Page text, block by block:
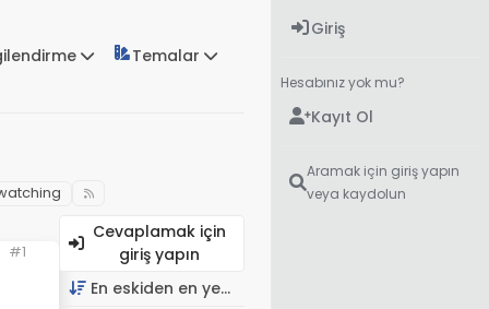
Temalar
#1
Cevaplamak için
giriş yapın
En eskiden en yeniye
Giriş
Hesabınız yok mu?
Kayıt Ol
Aramak için giriş yapın
veya kaydolun